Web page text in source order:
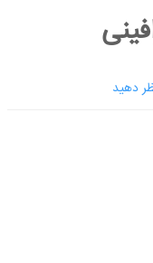
دهید